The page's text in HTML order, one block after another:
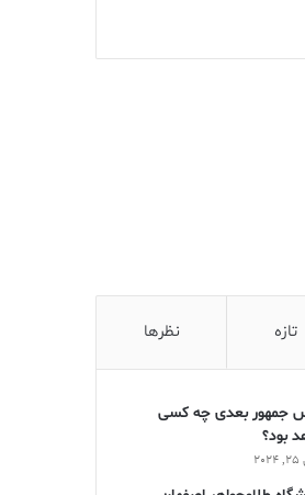
تازه نظرها
جمهور بعدی چه کسی
بود؟